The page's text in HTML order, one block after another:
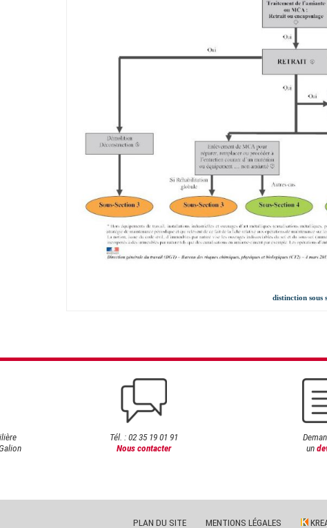
distinction sous
Tél. : 02 35 19 01 91
Nous contacter
un
PLAN DU SITE MENTIONS LÉGALES